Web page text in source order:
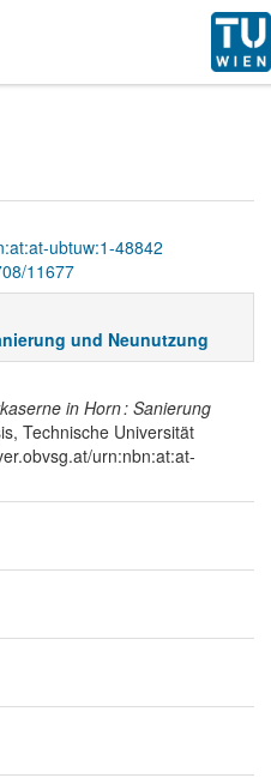
ubtuw:1-48842
11677
und Neunutzung
in Horn : Sanierung
Technische Universität
urn:nbn:at:at-